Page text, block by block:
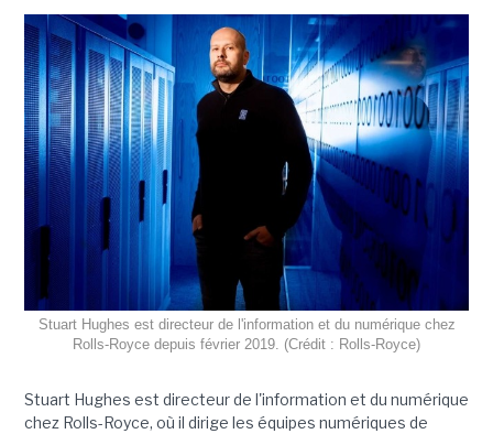
Stuart Hughes est directeur de l'information et du numérique chez
Rolls-Royce depuis février 2019. (Crédit : Rolls-Royce)
Stuart Hughes est directeur de l'information et du numérique
chez Rolls-Royce, où il dirige les équipes numériques de